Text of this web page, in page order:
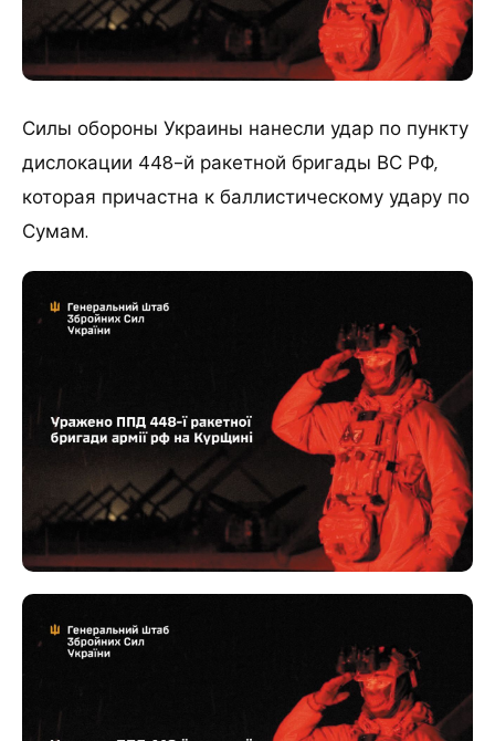
Силы обороны Украины нанесли удар по пункту
дислокации 448-й ракетной бригады ВС РФ,
которая причастна к баллистическому удару по
Сумам.